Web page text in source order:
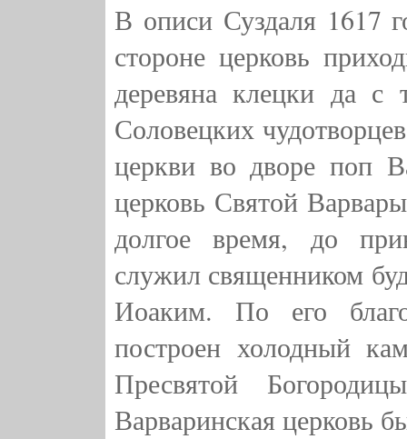
В описи Суздаля 1617
стороне церковь
деревяна клецки да с
Соловецких
церкви во дворе поп
церковь Святой
долгое время, до
служил священником
Иоаким. По его
построен холодный
Пресвятой
Варваринская церковь